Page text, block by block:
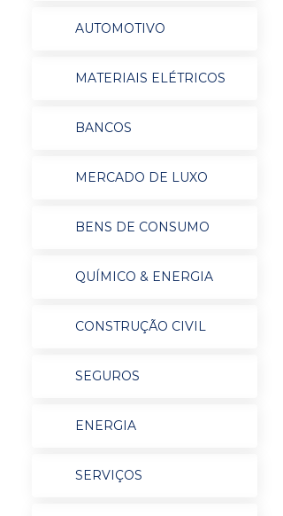
AUTOMOTIVO
MATERIAIS ELÉTRICOS
BANCOS
MERCADO DE LUXO
BENS DE CONSUMO
QUÍMICO & ENERGIA
CONSTRUÇÃO CIVIL
SEGUROS
ENERGIA
SERVIÇOS